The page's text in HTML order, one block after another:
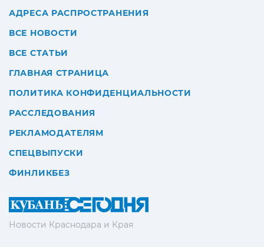
Новости Краснодара и Края
АДРЕСА РАСПРОСТРАНЕНИЯ
ВСЕ НОВОСТИ
ВСЕ СТАТЬИ
ГЛАВНАЯ СТРАНИЦА
ПОЛИТИКА КОНФИДЕНЦИАЛЬНОСТИ
РАССЛЕДОВАНИЯ
РЕКЛАМОДАТЕЛЯМ
СПЕЦВЫПУСКИ
ФИНЛИКБЕЗ